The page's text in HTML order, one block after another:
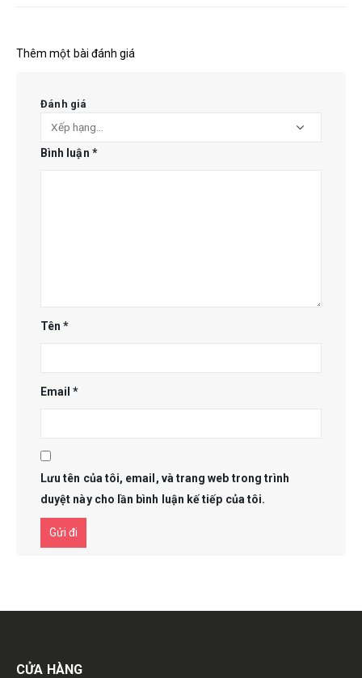
Thêm một bài đánh giá
Đánh giá
Bình luận *
Tên*
Email*
Lưu tên của tôi, email, và trang web trong trình
duyệt này cho lần bình luận kế tiếp của tôi.
Get in touch
CỬA HÀNG